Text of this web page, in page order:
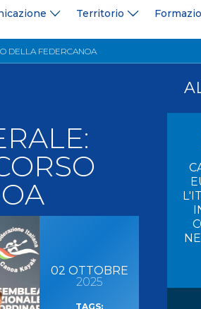
Territorio
DELLA FEDERCANOA
Career
Delegati Regionali
02 OTTOBRE
2025